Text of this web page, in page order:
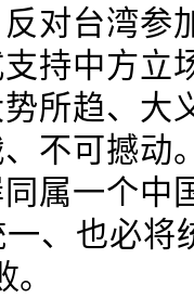
对台湾参
持中方立
所趋、大
不可撼动
属一个中
、也必将